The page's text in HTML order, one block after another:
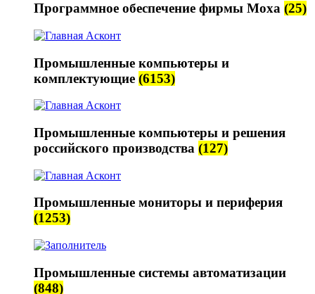
Программное обеспечение фирмы Moxa (25)
Промышленные компьютеры и
комплектующие (6153)
Промышленные компьютеры и решения
российского производства (127)
Промышленные мониторы и периферия
(1253)
Промышленные системы автоматизации
(848)